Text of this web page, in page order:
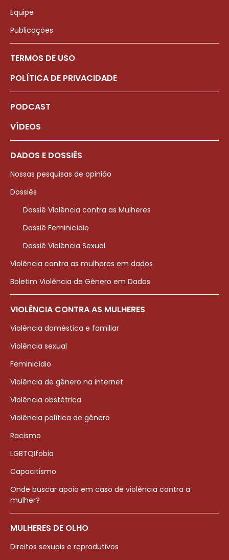
Equipe
Publicações
TERMOS DE USO
POLÍTICA DE PRIVACIDADE
PODCAST
VÍDEOS
DADOS E DOSSIÊS
Nossas pesquisas de opinião
Dossiês
Dossiê Violência contra as Mulheres
Dossiê Feminicídio
Dossiê Violência Sexual
Violência contra as mulheres em dados
Boletim Violência de Gênero em Dados
VIOLÊNCIA CONTRA AS MULHERES
Violência doméstica e familiar
Violência sexual
Feminicídio
Violência de gênero na internet
Violência obstétrica
Violência política de gênero
Racismo
LGBTQIfobia
Capacitismo
Onde buscar apoio em caso de violência contra a
mulher?
MULHERES DE OLHO
Direitos sexuais e reprodutivos